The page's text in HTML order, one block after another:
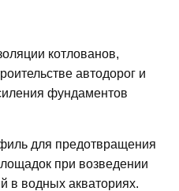
котлованов,
автодорог и
фундаментов
для предотвращения
при возведении
в водных акваториях.